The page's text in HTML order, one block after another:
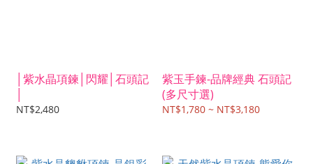
│紫水晶項鍊│閃耀│石頭記
NT$2,480
紫玉手鍊-品牌經典 石頭記
(多尺寸選)
NT$1,780 ~ NT$3,180